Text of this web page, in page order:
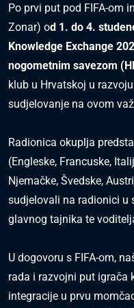
Po prvi put pod FIFA-om
Zonar) od 1. do 4.
Knowledge Exchange
nogometnim savezom
klub u Hrvatskoj u
sudjelovanje na ovom
Radionica okuplja
(Engleske, Francuske,
Njemačke, Švedske,
sudjelovali na radionici u
glavnog tajnika te
U dogovoru s FIFA-om,
rada i razvojni put igrača
integracije u prvu